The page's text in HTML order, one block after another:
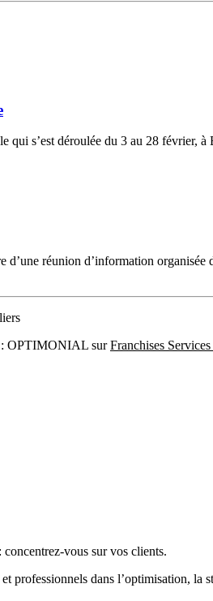
s’est déroulée du 3 au 28 février,
réunion d’information
: OPTIMONIAL surFranchises
vous sur vos clients.
professionnels dans l’optimisation, la